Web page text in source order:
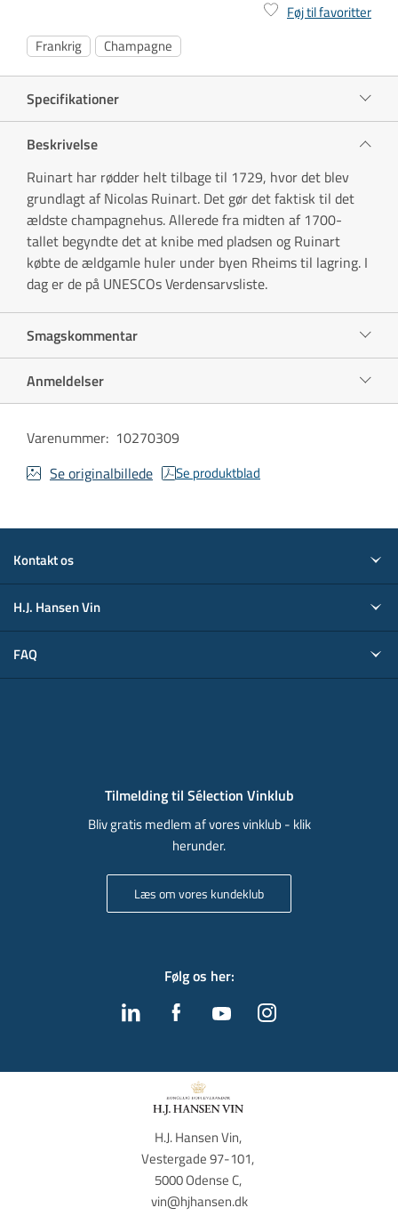
Føj til favoritter
Frankrig
Champagne
Specifikationer
Beskrivelse
Ruinart har rødder helt tilbage til 1729, hvor det blev
grundlagt af Nicolas Ruinart. Det gør det faktisk til det
ældste champagnehus. Allerede fra midten af 1700-
tallet begyndte det at knibe med pladsen og Ruinart
købte de ældgamle huler under byen Rheims til lagring. I
dag er de på UNESCOs Verdensarvsliste.
Smagskommentar
Anmeldelser
Varenummer: 10270309
Se originalbillede
Se produktblad
Kontakt os
H.J. Hansen Vin
FAQ
Tilmelding til Sélection Vinklub
Bliv gratis medlem af vores vinklub - klik
herunder.
Læs om vores kundeklub
Følg os her:
H.J. Hansen Vin,
Vestergade 97-101,
5000 Odense C,
vin@hjhansen.dk